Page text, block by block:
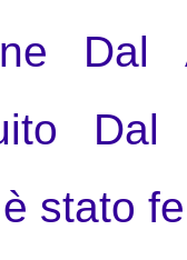
Dal
Dal
stato